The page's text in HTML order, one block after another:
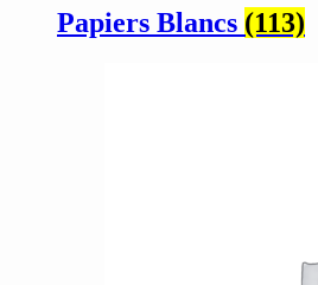
Papiers Blancs (113)